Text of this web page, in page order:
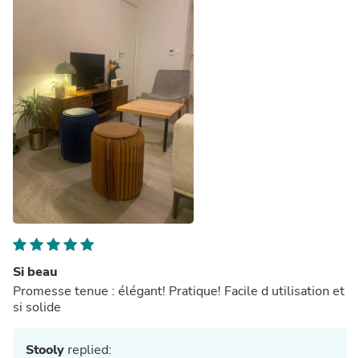
Si beau
Promesse tenue : élégant! Pratique! Facile d utilisation et
si solide
Stooly replied: